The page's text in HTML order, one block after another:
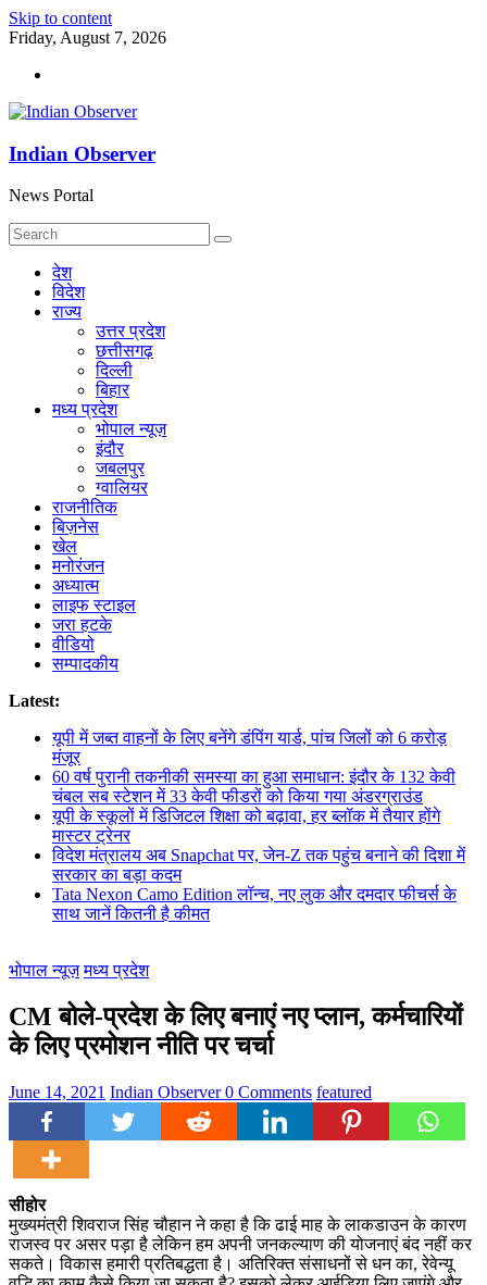
Skip to content
Friday, August 7, 2026
Indian Observer
News Portal
देश
विदेश
राज्य
उत्तर प्रदेश
छत्तीसगढ़
दिल्ली
बिहार
मध्य प्रदेश
भोपाल न्यूज़
इंदौर
जबलपुर
ग्वालियर
राजनीतिक
बिज़नेस
खेल
मनोरंजन
अध्यात्म
लाइफ स्टाइल
जरा हटके
वीडियो
सम्पादकीय
Latest:
यूपी में जब्त वाहनों के लिए बनेंगे डंपिंग यार्ड, पांच जिलों को 6 करोड़
मंजूर
60 वर्ष पुरानी तकनीकी समस्या का हुआ समाधान: इंदौर के 132 केवी
चंबल सब स्टेशन में 33 केवी फीडरों को किया गया अंडरग्राउंड
यूपी के स्कूलों में डिजिटल शिक्षा को बढ़ावा, हर ब्लॉक में तैयार होंगे
मास्टर ट्रेनर
विदेश मंत्रालय अब Snapchat पर, जेन-Z तक पहुंच बनाने की दिशा में
सरकार का बड़ा कदम
Tata Nexon Camo Edition लॉन्च, नए लुक और दमदार फीचर्स के
साथ जानें कितनी है कीमत
भोपाल न्यूज़ मध्य प्रदेश
CM बोले-प्रदेश के लिए बनाएं नए प्लान, कर्मचारियों
के लिए प्रमोशन नीति पर चर्चा
June 14, 2021 Indian Observer0 Comments featured
सीहोर
मुख्यमंत्री शिवराज सिंह चौहान ने कहा है कि ढाई माह के लाकडाउन के कारण
राजस्व पर असर पड़ा है लेकिन हम अपनी जनकल्याण की योजनाएं बंद नहीं कर
सकते। विकास हमारी प्रतिबद्धता है। अतिरिक्त संसाधनों से धन का, रेवेन्यू